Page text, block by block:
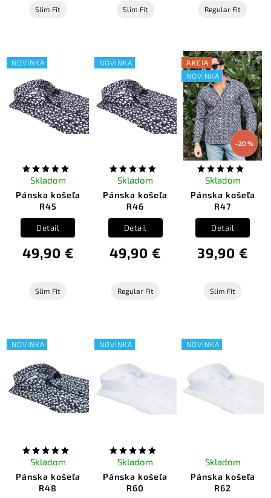
Slim Fit Slim Fit Regular Fit
NOVINKA
Pánska košeľa
R45
Skladom
49,90 €
Detail
Slim Fit
NOVINKA
Pánska košeľa
R46
Skladom
49,90 €
Detail
Regular Fit
AKCIA
NOVINKA
–20 %
Pánska košeľa
R47
Skladom
39,90 €
Detail
Slim Fit
NOVINKA
Pánska košeľa
R48
Skladom
NOVINKA
Pánska košeľa
R60
Skladom
NOVINKA
Pánska košeľa
R62
Skladom